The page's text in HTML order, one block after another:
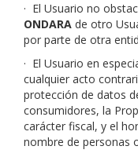
· El Usuario no
ONDARA de otro
por parte de otra
· El Usuario en
cualquier acto
protección de datos
consumidores, la
carácter fiscal, y el
nombre de personas